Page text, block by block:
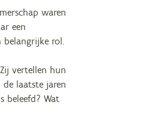
waren
een
belangrijke rol.
vertellen hun
de laatste jaren
beleefd? Wat